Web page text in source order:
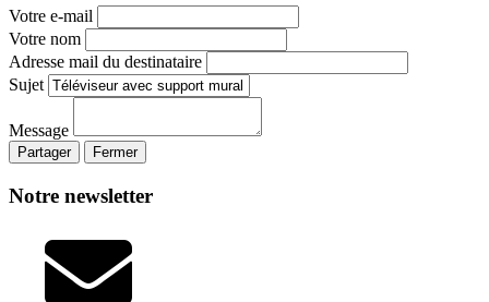
Votre e-mail
Votre nom
Adresse mail du destinataire
Sujet
Message
Partager Fermer
Notre newsletter